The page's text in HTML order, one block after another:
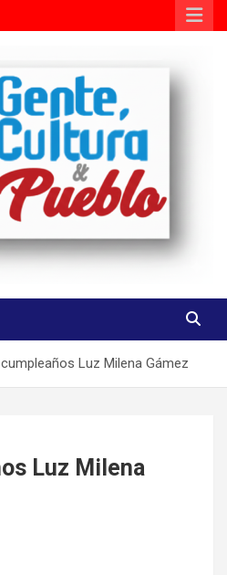
y Pueblo
Luz Milena Gámez
Luz Milena